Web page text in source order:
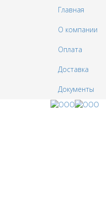
Главная
О компании
Оплата
Доставка
Документы